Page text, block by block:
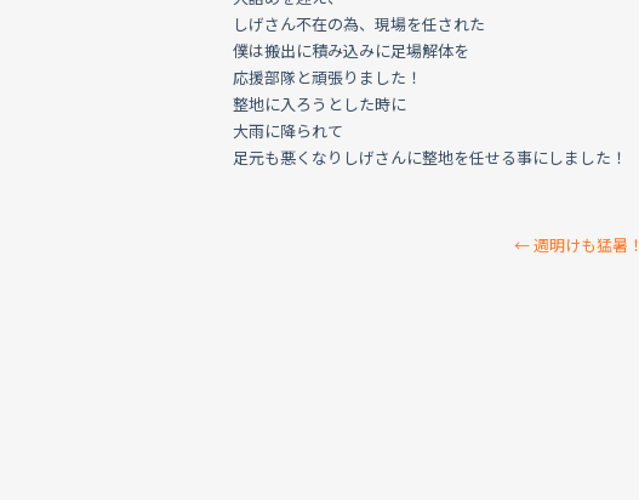
しげさん不在の為、現場を任された
僕は搬出に積み込みに足場解体を
応援部隊と頑張りました！
整地に入ろうとした時に
大雨に降られて
足元も悪くなりしげさんに整地を任せる事にしました！
←週明けも猛暑！